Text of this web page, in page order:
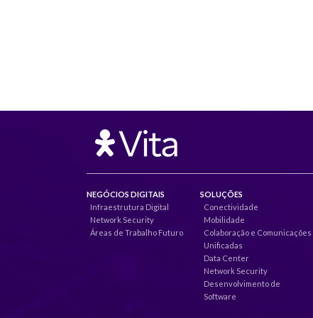
NEGÓCIOS DIGITAIS
Infraestrutura Digital
Network Security
Áreas de Trabalho Futuro
SOLUÇÕES
Conectividade
Mobilidade
Colaboração e Comunicações
Unificadas
Data Center
Network Security
Desenvolvimento de
Software